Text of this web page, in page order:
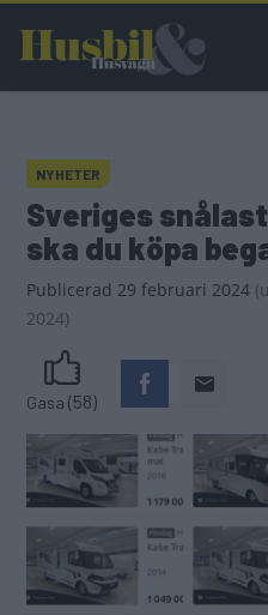
huvudinnehåll
NYHETER
Sveriges
ska du köpa
Publicerad 29 februari 2024 (
2024)
Gasa (58)